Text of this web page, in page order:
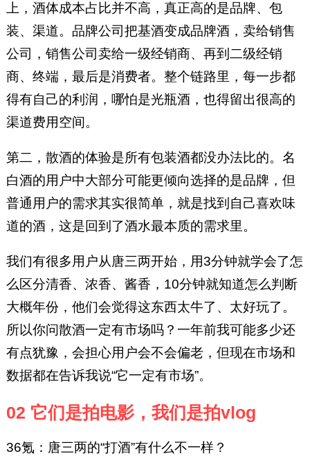
上，酒体成本占比并不高，真正高的是品牌、包
装、渠道。品牌公司把基酒变成品牌酒，卖给销售
公司，销售公司卖给一级经销商、再到二级经销
商、终端，最后是消费者。整个链路里，每一步都
得有自己的利润，哪怕是光瓶酒，也得留出很高的
渠道费用空间。
第二，散酒的体验是所有包装酒都没办法比的。名
白酒的用户中大部分可能更倾向选择的是品牌，但
普通用户的需求其实很简单，就是找到自己喜欢味
道的酒，这是回到了酒水最本质的需求里。
我们有很多用户从唐三两开始，用3分钟就学会了怎
么区分清香、浓香、酱香，10分钟就知道怎么判断
大概年份，他们会觉得这东西太牛了、太好玩了。
所以你问散酒一定有市场吗？一年前我可能多少还
有点犹豫，会担心用户会不会偏老，但现在市场和
数据都在告诉我说“它一定有市场”。
02 它们是拍电影，我们是拍vlog
36氪：唐三两的“打酒”有什么不一样？